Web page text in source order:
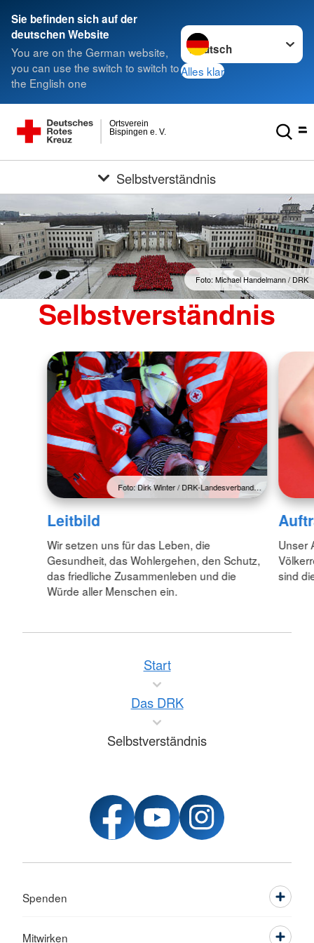
Sie befinden sich auf der
deutschen Website
You are on the German website,
you can use the switch to switch to
the English one
Sprache wechseln zu
Alles klar
Bispingen e. V.
Ortsverein
Selbstverständnis
Foto: Michael Handelmann / DRK
Selbstverständnis
Foto: Dirk Winter / DRK-Landesverband…
Leitbild
Wir setzen uns für das Leben, die
Gesundheit, das Wohlergehen, den Schutz,
das friedliche Zusammenleben und die
Würde aller Menschen ein.
Unser
sind
Start
Das DRK
Selbstverständnis
Spenden
Mitwirken